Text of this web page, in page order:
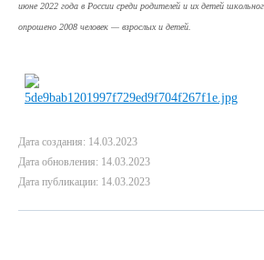
июне 2022 года в России среди родителей и их детей
опрошено 2008 человек — взрослых и детей.
Дата создания: 14.03.2023
Дата обновления: 14.03.2023
Дата публикации: 14.03.2023